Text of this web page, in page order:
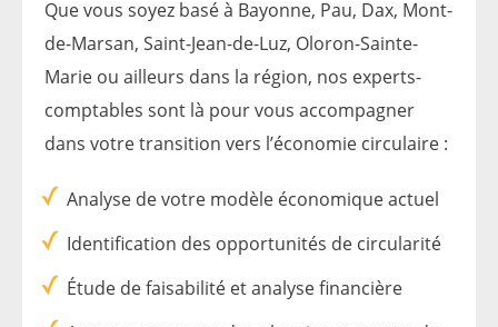
Que vous soyez basé à Bayonne, Pau, Dax, Mont-
de-Marsan, Saint-Jean-de-Luz, Oloron-Sainte-
Marie ou ailleurs dans la région, nos experts-
comptables sont là pour vous accompagner
dans votre transition vers l’économie circulaire :
Analyse de votre modèle économique actuel
Identification des opportunités de circularité
Étude de faisabilité et analyse financière